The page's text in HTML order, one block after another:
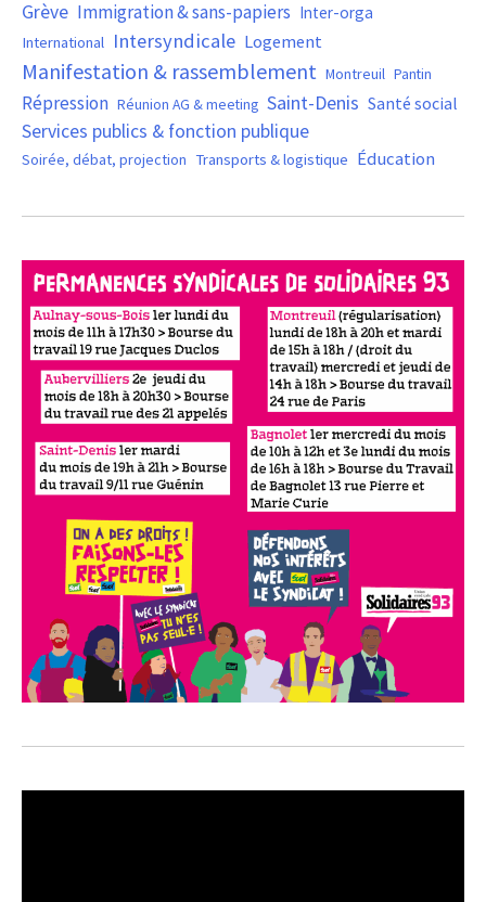
Grève Immigration & sans-papiers Inter-orga
International Intersyndicale Logement
Manifestation & rassemblement Montreuil Pantin
Répression Réunion AG & meeting Saint-Denis Santé social
Services publics & fonction publique
Soirée, débat, projection Transports & logistique Éducation